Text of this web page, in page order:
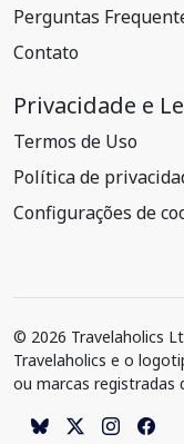
Perguntas
Contato
Privacidade e
Termos de Uso
Política de
Configurações de
© 2026 Travelaholics
Travelaholics e o
ou marcas registradas